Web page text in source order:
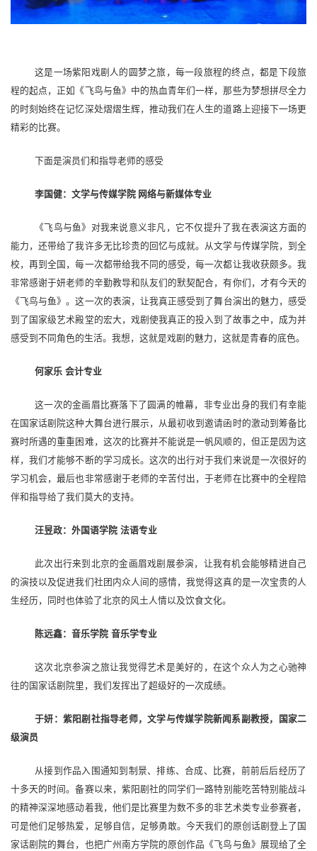
这是一场紫阳戏剧人的圆梦之旅，每一段旅程的终点，都是下段旅
程的起点，正如《飞鸟与鱼》中的热血青年们一样，那些为梦想拼尽全力
的时刻始终在记忆深处熠熠生辉，推动我们在人生的道路上迎接下一场更
精彩的比赛。
下面是演员们和指导老师的感受
李国健： 文学与传媒学院 网络与新媒体专业
《飞鸟与鱼》对我来说意义非凡，它不仅提升了我在表演这方面的
能力，还带给了我许多无比珍贵的回忆与成就。从文学与传媒学院，到全
校，再到全国，每一次都带给我不同的感受，每一次都让我收获颇多。我
非常感谢于妍老师的辛勤教导和队友们的默契配合，有你们，才有今天的
《飞鸟与鱼》。这一次的表演， 让我真正感受到了舞台演出的魅力，感受
到了国家级艺术殿堂的宏大，戏剧使我真正的投入到
了故事之中，成为并
感受到不同角色的生活。我想 ，这就是戏剧的魅力，这就是青春的底色。
何家乐 会计专业
这一次的金画眉比赛落下了圆满的帷幕，非专业出身的我们有幸能
在国家话剧院这种大舞台进行展示，从最初收到邀请函时的激动到筹备比
赛时所遇的重重困难 ，这次的比赛并不能说是一帆风顺的，但正是因为这
样，我们才能够不断的学习成长。这次的出行对于我们来说是一次很好的
学习机会，最后也非常感谢于老师的辛苦付出，于老师在比赛中的全程陪
伴和指导给了我们莫大的支持。
汪昱政： 外国语学院 法语专业
此次出行来到北京的金画眉戏剧展参演， 让我有机会能够精进自己
的演技以及促进我们社团内众人间的感情，我觉得这真的是一次宝贵的人
生经历，同时也体验了北京的风土人情以及饮食文化。
陈远鑫： 音乐学院 音乐学专业
这次北京参演之旅让我觉得艺术是美好的，在这个众人为之心驰神
往的国家话剧院里，我们发挥出了超级好的一次成绩。
于妍 ： 紫阳剧社指导老师，文学与传媒学院新闻系副教授，国家二
级演员
从接到作品入围通知到制景、排练、合成、比赛，前前后后经历了
十多天的时间。备赛以来，紫阳剧社的 同学们一路特别能吃苦特别能战斗
的精神深深地感动着我， 他们是比赛里为数不多的非艺术类专业参赛者，
可是他们足够热爱，足够自信，足够勇敢。今天我们的原创话剧登上了国
家话剧院的舞台 ， 也把广州南方学院的原创作品《飞鸟与鱼》展现给了全